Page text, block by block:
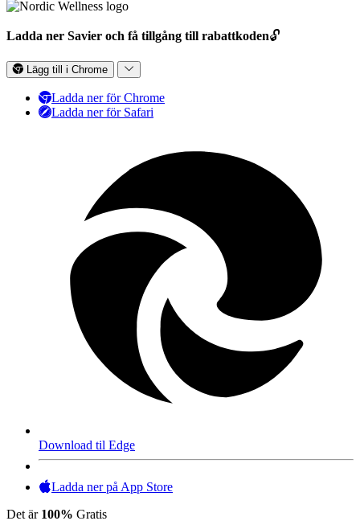
Ladda ner Savier och få tillgång till rabattkoden🔓
Lägg till i Chrome
Ladda ner för Chrome
Ladda ner för Safari
Download til Edge
Ladda ner på App Store
Det är 100% Gratis